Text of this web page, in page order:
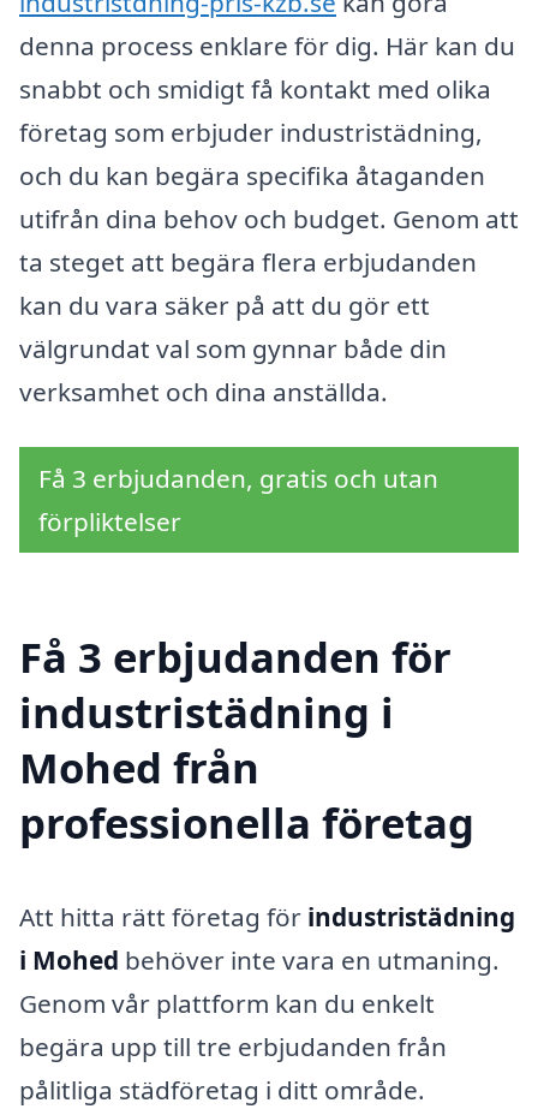
denna process enklare för dig. Här kan du
snabbt och smidigt få kontakt med olika
företag som erbjuder industristädning,
och du kan begära specifika åtaganden
utifrån dina behov och budget. Genom att
ta steget att begära flera erbjudanden
kan du vara säker på att du gör ett
välgrundat val som gynnar både din
verksamhet och dina anställda.
Få 3 erbjudanden, gratis och utan
förpliktelser
Få 3 erbjudanden för
industristädning i
Mohed från
professionella företag
Att hitta rätt företag för industristädning
i Mohed behöver inte vara en utmaning.
Genom vår plattform kan du enkelt
begära upp till tre erbjudanden från
pålitliga städföretag i ditt område.